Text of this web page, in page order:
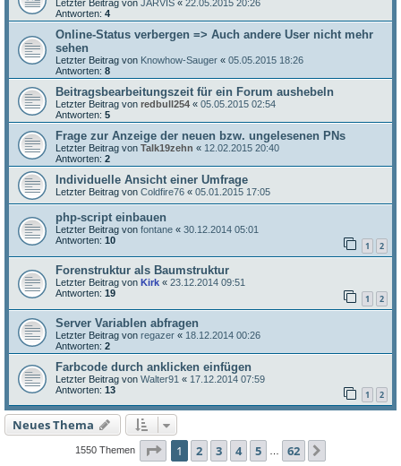
Letzter Beitrag von JARVIS « 22.05.2015 20:26
Antworten: 4
Online-Status verbergen => Auch andere User nicht mehr
sehen
Letzter Beitrag von Knowhow-Sauger « 05.05.2015 18:26
Antworten: 8
Beitragsbearbeitungszeit für ein Forum aushebeln
Letzter Beitrag von redbull254 « 05.05.2015 02:54
Antworten: 5
Frage zur Anzeige der neuen bzw. ungelesenen PNs
Letzter Beitrag von Talk19zehn « 12.02.2015 20:40
Antworten: 2
Individuelle Ansicht einer Umfrage
Letzter Beitrag von Coldfire76 « 05.01.2015 17:05
php-script einbauen
Letzter Beitrag von fontane « 30.12.2014 05:01
Antworten: 10 1 2
Forenstruktur als Baumstruktur
Letzter Beitrag von Kirk « 23.12.2014 09:51
Antworten: 19 1 2
Server Variablen abfragen
Letzter Beitrag von regazer « 18.12.2014 00:26
Antworten: 2
Farbcode durch anklicken einfügen
Letzter Beitrag von Walter91 « 17.12.2014 07:59
Antworten: 13 1 2
Neues Thema
1550 Themen Seite 1von 62
1 2 3 4 5 62